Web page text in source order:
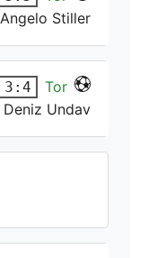
Angelo Stiller
3:4
Tor
Deniz Undav